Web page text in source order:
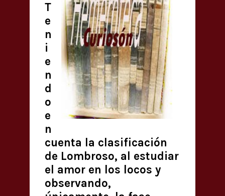
T
e
n
i
e
n
d
o
e
n
cuenta la clasificación
de Lombroso, al estudiar
el amor en los locos y
observando,